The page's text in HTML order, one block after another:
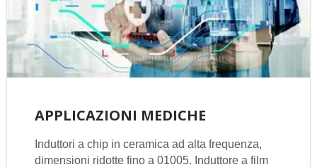
APPLICAZIONI MEDICHE
Induttori a chip in ceramica ad alta frequenza,
dimensioni ridotte fino a 01005. Induttore a film